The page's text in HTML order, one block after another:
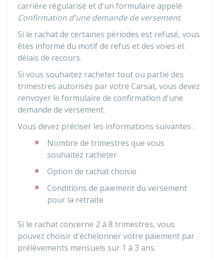
carrière régularisé et d'un formulaire appelé
Confirmation d'une demande de versement.
Si le rachat de certaines périodes est refusé, vous
êtes informé du motif de refus et des voies et
délais de recours.
Si vous souhaitez racheter tout ou partie des
trimestres autorisés par votre Carsat, vous devez
renvoyer le formulaire de confirmation d'une
demande de versement.
Vous devez préciser les informations suivantes :
Nombre de trimestres que vous
souhaitez racheter
Option de rachat choisie
Conditions de paiement du versement
pour la retraite
Si le rachat concerne 2 à 8 trimestres, vous
pouvez choisir d'échelonner votre paiement par
prélèvements mensuels sur 1 à 3 ans.